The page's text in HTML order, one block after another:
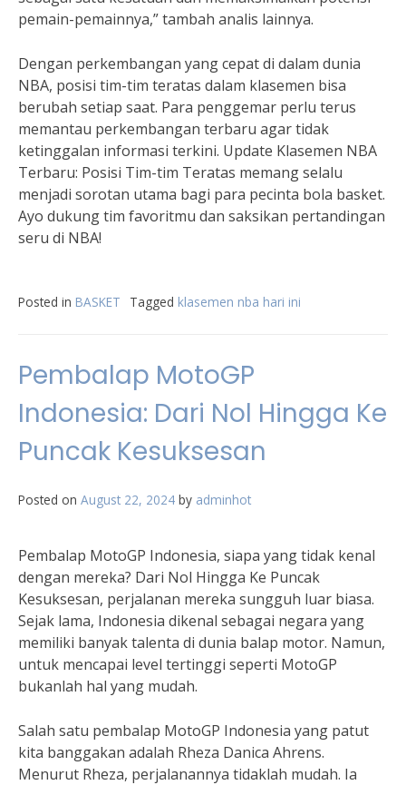
pemain-pemainnya,” tambah analis lainnya.
Dengan perkembangan yang cepat di dalam dunia
NBA, posisi tim-tim teratas dalam klasemen bisa
berubah setiap saat. Para penggemar perlu terus
memantau perkembangan terbaru agar tidak
ketinggalan informasi terkini. Update Klasemen NBA
Terbaru: Posisi Tim-tim Teratas memang selalu
menjadi sorotan utama bagi para pecinta bola basket.
Ayo dukung tim favoritmu dan saksikan pertandingan
seru di NBA!
Posted in BASKET Tagged klasemen nba hari ini
Pembalap MotoGP
Indonesia: Dari Nol Hingga Ke
Puncak Kesuksesan
Posted on August 22, 2024 by adminhot
Pembalap MotoGP Indonesia, siapa yang tidak kenal
dengan mereka? Dari Nol Hingga Ke Puncak
Kesuksesan, perjalanan mereka sungguh luar biasa.
Sejak lama, Indonesia dikenal sebagai negara yang
memiliki banyak talenta di dunia balap motor. Namun,
untuk mencapai level tertinggi seperti MotoGP
bukanlah hal yang mudah.
Salah satu pembalap MotoGP Indonesia yang patut
kita banggakan adalah Rheza Danica Ahrens.
Menurut Rheza, perjalanannya tidaklah mudah. Ia